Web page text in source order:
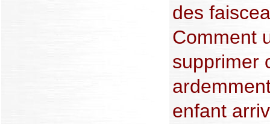
des
Comment
supprimer
enfant